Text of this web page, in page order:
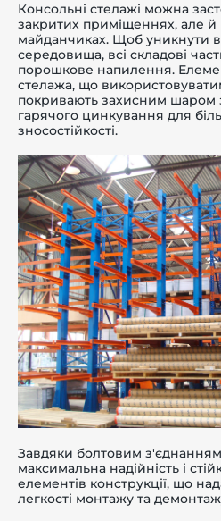
Консольні стелажі можна
закритих приміщеннях, але й
майданчиках. Щоб уникнути
середовища, всі складові
порошкове напилення.
стелажа, що
покривають захисним шаром
гарячого цинкування для
зносостійкості.
Завдяки болтовим
максимальна надійність і
елементів конструкції, що
легкості монтажу та